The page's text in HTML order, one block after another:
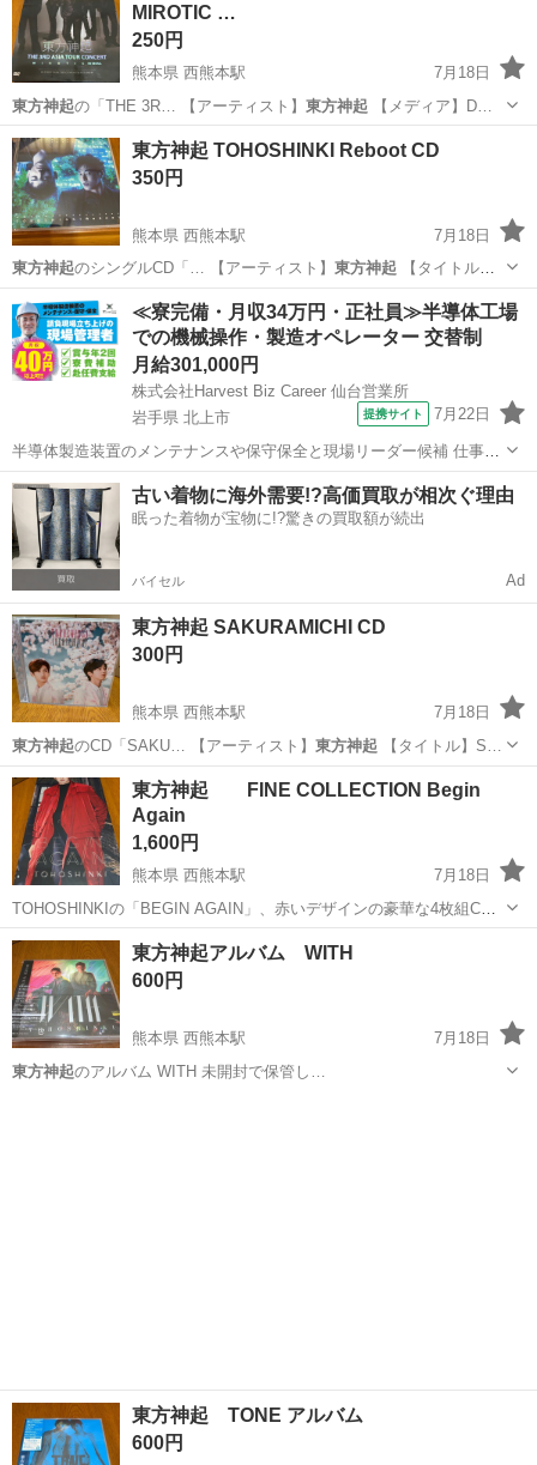
MIROTIC …
250円
熊本県 西熊本駅
7月18日
東方神起の「THE 3R… 【アーティスト】 東方神起 【メディア】D…
熊本 熊本市 西熊本駅
東方神起 TOHOSHINKI Reboot CD
350円
熊本県 西熊本駅
7月18日
東方神起のシングルCD「… 【アーティスト】 東方神起 【タイトル】
R…熊本 熊本市 西熊本駅 CD 東方神起
≪寮完備・月収34万円・正社員≫半導体工場
での機械操作・製造オペレーター 交替制
月給301,000円
株式会社Harvest Biz Career 仙台営業所
岩手県 北上市
提携サイト 7月22日
半導体製造装置のメンテナンスや保守保全と現場リーダー候補 仕事内
容 ＼フラッシュメモリの製造を行う工場で半導体製造装置の保守・点
検のお仕事／ 【主な業務】 フラッシュメモリなどに使用される「半導
体」。 その半導体を...
岩手 北上市 その他
古い着物に海外需要!?高価買取が相次ぐ理由
眠った着物が宝物に!?驚きの買取額が続出
バイセル Ad
東方神起 SAKURAMICHI CD
300円
熊本県 西熊本駅
7月18日
東方神起のCD「SAKU… 【アーティスト】 東方神起 【タイトル】S…
熊本 熊本市 西熊本駅
東方神起 FINE COLLECTION Begin
Again
1,600円
熊本県 西熊本駅
7月18日
TOHOSHINKIの「BEGIN AGAIN」、赤いデザインの豪華な4枚組CD -
タイトル: BEGIN AGAIN - アーティスト名: TOHOSHINKI - ディスク
数: 4 - 色: 赤 - フォーマット: ...
熊本 熊本市 西熊本駅
東方神起アルバム WITH
600円
熊本県 西熊本駅
7月18日
東方神起のアルバム WITH 未開封で保管し…
東方神起 TONE アルバム
600円